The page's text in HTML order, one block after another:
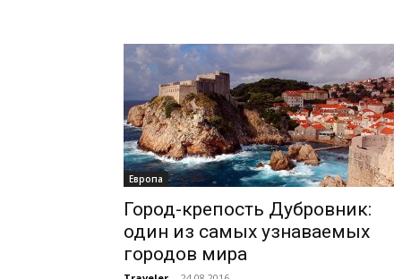
Европа
Город-крепость Дубровник:
один из самых узнаваемых
городов мира